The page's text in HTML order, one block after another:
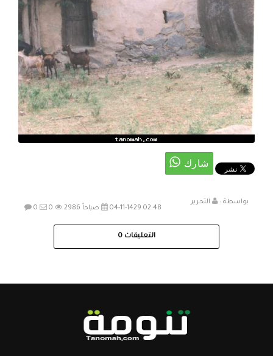
بواسطة :
التحرير
04-11-1429 02:48 صباحاً
0 0 2986
التعليقات 0